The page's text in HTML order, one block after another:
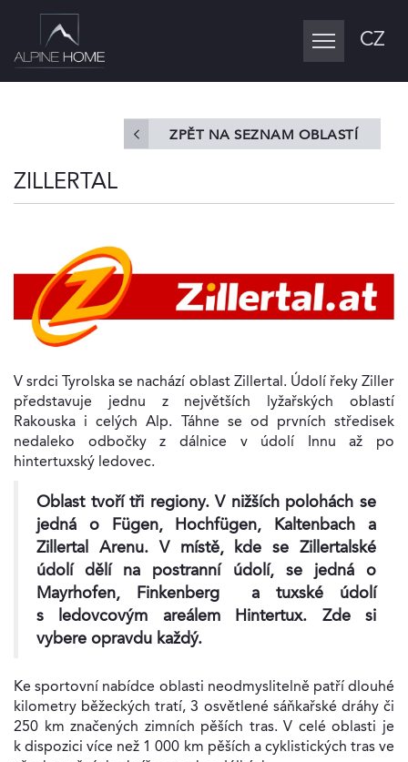
Toggle
navigation
CZ
ZPĚT NA SEZNAM OBLASTÍ
ZILLERTAL
V srdci Tyrolska se nachází oblast Zillertal. Údolí řeky Ziller
představuje jednu z největších lyžařských oblastí
Rakouska i celých Alp. Táhne se od prvních středisek
nedaleko odbočky z dálnice v údolí Innu až po
hintertuxský ledovec.
Oblast tvoří tři regiony. V nižších polohách se
jedná o Fügen, Hochfügen, Kaltenbach a
Zillertal Arenu. V místě, kde se Zillertalské
údolí dělí na postranní údolí, se jedná o
Mayrhofen, Finkenberg a tuxské údolí
s ledovcovým areálem Hintertux. Zde si
vybere opravdu každý.
Ke sportovní nabídce oblasti neodmyslitelně patří dlouhé
kilometry běžeckých tratí, 3 osvětlené sáňkařské dráhy či
250 km značených zimních pěších tras. V celé oblasti je
k dispozici více než 1 000 km pěších a cyklistických tras ve